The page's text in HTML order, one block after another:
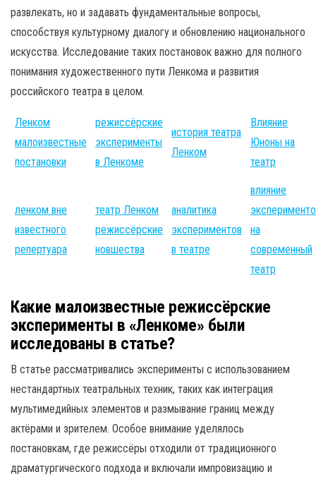
развлекать, но и задавать фундаментальные вопросы,
способствуя культурному диалогу и обновлению национального
искусства. Исследование таких постановок важно для полного
понимания художественного пути Ленкома и развития
российского театра в целом.
Ленком
малоизвестные
постановки
режиссёрские
эксперименты
в Ленкоме
история театра
Ленком
Влияние
Юноны на
театр
ленком вне
известного
репертуара
театр Ленком
режиссёрские
новшества
аналитика
экспериментов
в театре
влияние
на
современный
театр
Какие малоизвестные режиссёрские
эксперименты в «Ленкоме» были
исследованы в статье?
В статье рассматривались эксперименты с использованием
нестандартных театральных техник, таких как интеграция
мультимедийных элементов и размывание границ между
актёрами и зрителем. Особое внимание уделялось
постановкам, где режиссёры отходили от традиционного
драматургического подхода и включали импровизацию и